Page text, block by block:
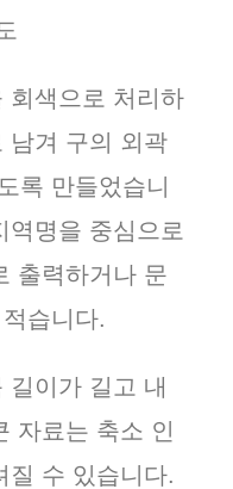
회색으로 처리하
남겨 구의 외곽
록 만들었습니
역명을 중심으로
출력하거나 문
습니다.
길이가 길고 내
자료는 축소 인
질 수 있습니다.